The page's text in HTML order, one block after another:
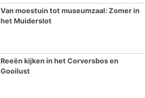
Van moestuin tot museumzaal: Zomer in
het Muiderslot
Reeën kijken in het Corversbos en
Gooilust